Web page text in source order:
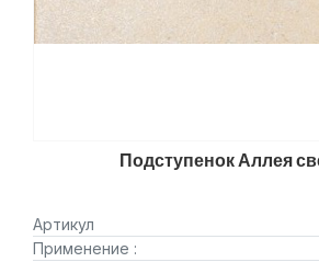
Подступенок Аллея
Артикул
Применение :